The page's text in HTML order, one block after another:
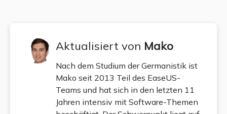
Aktualisiert von Mako
Nach dem Studium der Germanistik ist
Mako seit 2013 Teil des EaseUS-
Teams und hat sich in den letzten 11
Jahren intensiv mit Software-Themen